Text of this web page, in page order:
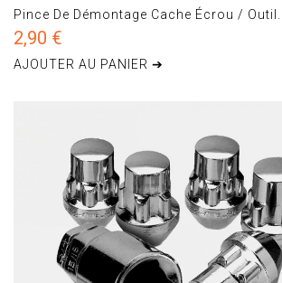
Pince De Démontage Cache Écrou / Outil...
2,90 €
AJOUTER AU PANIER ➔